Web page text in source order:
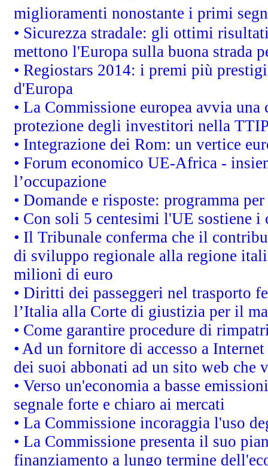
miglioramenti nonostante i primi
• Sicurezza stradale: gli ottimi
mettono l'Europa sulla buona strada
• Regiostars 2014: i premi più
d'Europa
• La Commissione europea avvia
protezione degli investitori nella
• Integrazione dei Rom: un vertice
• Forum economico UE-Africa -
l’occupazione
• Domande e risposte: programma
• Con soli 5 centesimi l'UE sostiene
• Il Tribunale conferma che il
di sviluppo regionale alla regione
milioni di euro
• Diritti dei passeggeri nel trasporto
l’Italia alla Corte di giustizia per il
• Come garantire procedure di
• Ad un fornitore di accesso a
dei suoi abbonati ad un sito web che
• Verso un'economia a basse
segnale forte e chiaro ai mercati
• La Commissione incoraggia l'uso
• La Commissione presenta il suo
finanziamento a lungo termine